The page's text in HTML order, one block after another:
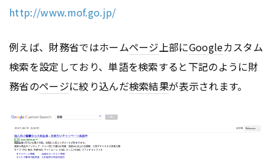
http://www.mof.go.jp/
例えば、財務省ではホームページ 上部にGoogleカスタム
検索を設定しており、単語を検索すると下記のように財
務省のページに絞り込んだ検索結果が表示されます。